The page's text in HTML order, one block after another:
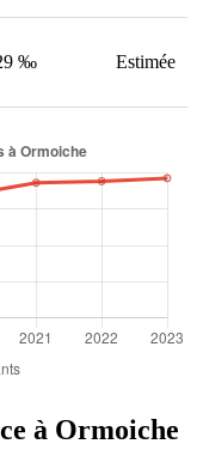
‰ Estimée
à Ormoiche